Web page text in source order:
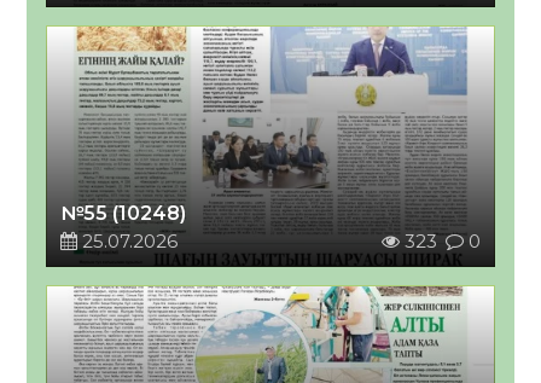
№55 (10248)
25.07.2026
323 0